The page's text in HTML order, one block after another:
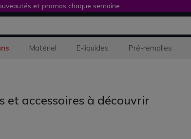
Matériel E-liquides Pré-remplies
et accessoires à découvrir
et promos chaque semaine